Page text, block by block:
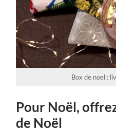
Box de noel :
Pour Noël,
de Noël